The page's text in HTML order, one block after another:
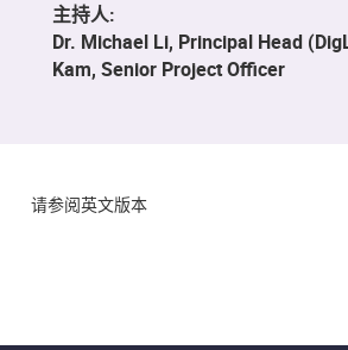
主持人:
Dr. Michael Li, Principal Head
Kam, Senior Project Officer
请参阅英文版本